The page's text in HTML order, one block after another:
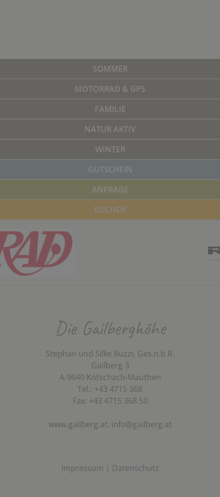
SOMMER
MOTORRAD & GPS
FAMILIE
NATUR AKTIV
WINTER
GUTSCHEIN
ANFRAGE
BUCHEN
Die Gailberghöhe
Stephan und Silke Buzzi, Ges.n.b.R.
Gailberg 3
A-9640 Kötschach-Mauthen
Tel.: +43 4715 368
Fax: +43 4715 368 50
www.gailberg.at, info@gailberg.at
Impressum | Datenschutz